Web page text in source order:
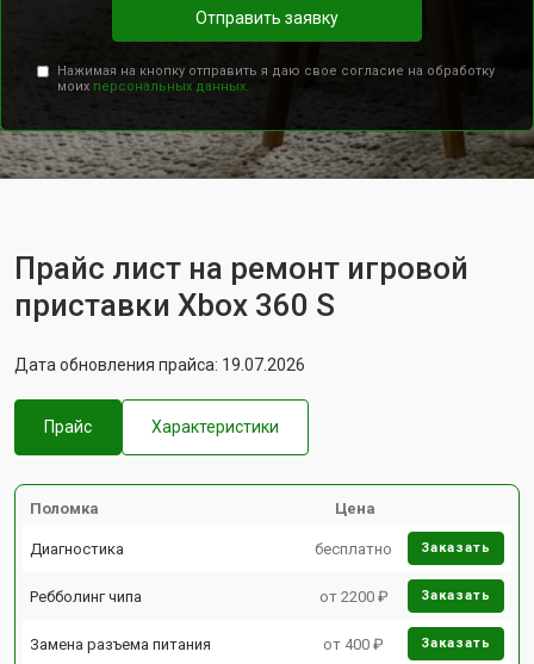
Отправить заявку
Нажимая на кнопку отправить я даю свое согласие на обработку
моих персональных данных.
Прайс лист на ремонт игровой
приставки Xbox 360 S
Дата обновления прайса: 19.07.2026
Прайс Характеристики
Поломка Цена
Диагностика бесплатно Заказать
Ребболинг чипа от 2200 ₽ Заказать
Замена разъема питания от 400 ₽ Заказать